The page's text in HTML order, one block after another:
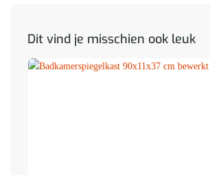
Dit vind je misschien ook leuk